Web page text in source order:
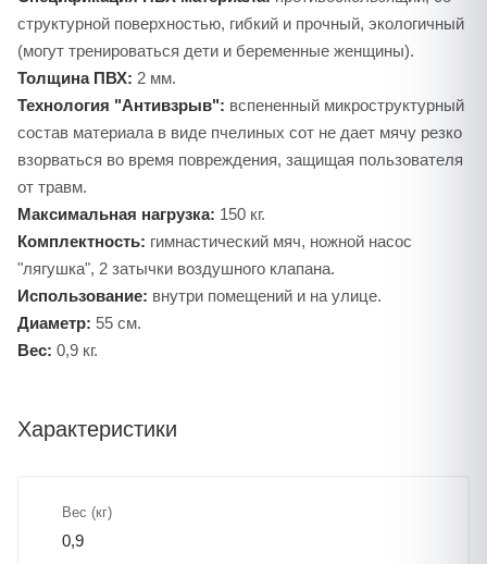
структурной поверхностью, гибкий и прочный, экологичный
(могут тренироваться дети и беременные женщины).
Толщина ПВХ: 2 мм.
Технология "Антивзрыв": вспененный микроструктурный
состав материала в виде пчелиных сот не дает мячу резко
взорваться во время повреждения, защищая пользователя
от травм.
Максимальная нагрузка: 150 кг.
Комплектность: гимнастический мяч, ножной насос
"лягушка", 2 затычки воздушного клапана.
Использование: внутри помещений и на улице.
Диаметр: 55 см.
Вес: 0,9 кг.
Характеристики
Вес (кг)
0,9